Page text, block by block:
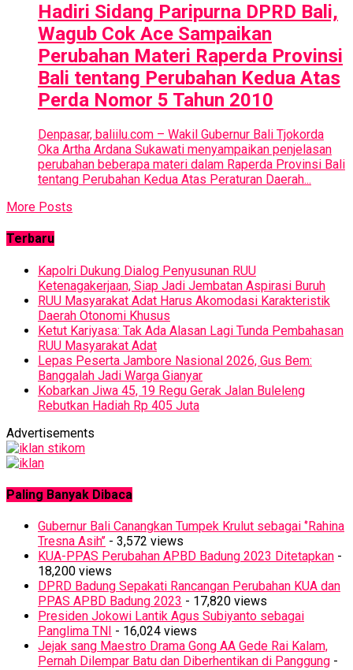
Hadiri Sidang Paripurna DPRD Bali,
Wagub Cok Ace Sampaikan
Perubahan Materi Raperda Provinsi
Bali tentang Perubahan Kedua Atas
Perda Nomor 5 Tahun 2010
Denpasar, baliilu.com – Wakil Gubernur Bali Tjokorda
Oka Artha Ardana Sukawati menyampaikan penjelasan
perubahan beberapa materi dalam Raperda Provinsi Bali
tentang Perubahan Kedua Atas Peraturan Daerah...
More Posts
Terbaru
Kapolri Dukung Dialog Penyusunan RUU
Ketenagakerjaan, Siap Jadi Jembatan Aspirasi Buruh
RUU Masyarakat Adat Harus Akomodasi Karakteristik
Daerah Otonomi Khusus
Ketut Kariyasa: Tak Ada Alasan Lagi Tunda Pembahasan
RUU Masyarakat Adat
Lepas Peserta Jambore Nasional 2026, Gus Bem:
Banggalah Jadi Warga Gianyar
Kobarkan Jiwa 45, 19 Regu Gerak Jalan Buleleng
Rebutkan Hadiah Rp 405 Juta
Advertisements
Paling Banyak Dibaca
Gubernur Bali Canangkan Tumpek Krulut sebagai ‘’Rahina
Tresna Asih’’ - 3,572 views
KUA-PPAS Perubahan APBD Badung 2023 Ditetapkan -
18,200 views
DPRD Badung Sepakati Rancangan Perubahan KUA dan
PPAS APBD Badung 2023 - 17,820 views
Presiden Jokowi Lantik Agus Subiyanto sebagai
Panglima TNI
- 16,024 views
Jejak sang Maestro Drama Gong AA Gede Rai Kalam,
Pernah Dilempar Batu dan Diberhentikan di Panggung -